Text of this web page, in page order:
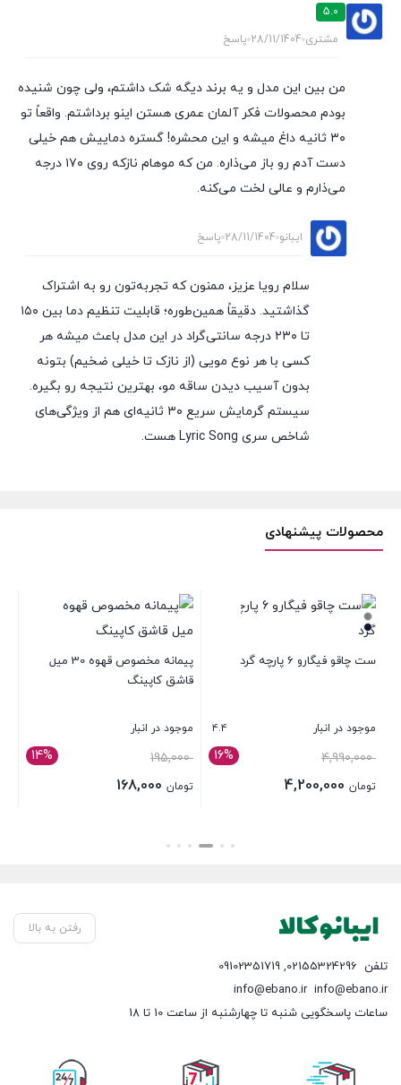
5.0
مشتری 28/11/1404 پاسخ
من بین این مدل و یه برند دیگه شک داشتم، ولی چون شنیده
بودم محصولات فکر آلمان عمری هستن اینو برداشتم. واقعاً تو
۳۰ ثانیه داغ میشه و این محشره! گستره دماییش هم خیلی
دست آدم رو باز می‌ذاره. من که موهام نازکه روی ۱۷۰ درجه
می‌ذارم و عالی لخت می‌کنه.
ایبانو 28/11/1404 پاسخ
سلام رویا عزیز، ممنون که تجربه‌تون رو به اشتراک
گذاشتید. دقیقاً همین‌طوره؛ قابلیت تنظیم دما بین ۱۵۰
تا ۲۳۰ درجه سانتی‌گراد در این مدل باعث میشه هر
کسی با هر نوع مویی (از نازک تا خیلی ضخیم) بتونه
بدون آسیب دیدن ساقه مو، بهترین نتیجه رو بگیره.
سیستم گرمایش سریع ۳۰ ثانیه‌ای هم از ویژگی‌های
شاخص سری Lyric Song هست.
محصولات پیشنهادی
ست چاقو فیگارو 6 پارچه گرد
موجود در انبار 4.4
16% 4,990,000
تومان
پیمانه مخصوص قهوه 30 میل
قاشق کاپینگ
موجود در انبار
14% 195,000
قیمت
اصلی:
تومان
رفتن به بالا
تلفن 02155324296
,
09102351719
info@ebano.ir
info@ebano.ir
ساعات پاسخگویی شنبه تا چهارشنبه از ساعت 10 تا 18